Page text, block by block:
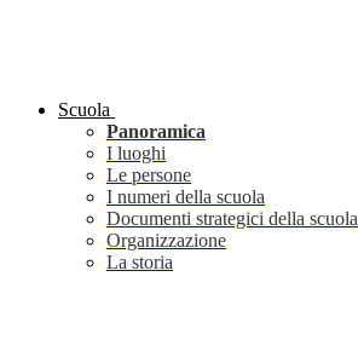
Scuola
Panoramica
I luoghi
Le persone
I numeri della scuola
Documenti strategici della scuola
Organizzazione
La storia